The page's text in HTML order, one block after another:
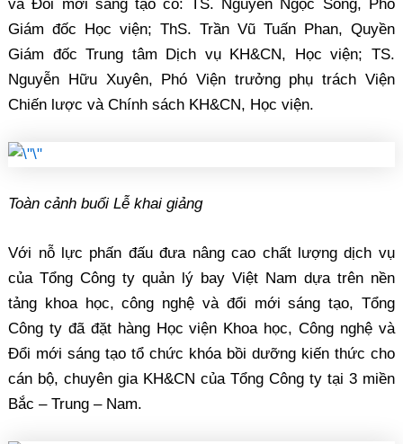
và Đổi mới sáng tạo có: TS. Nguyễn Ngọc Song, Phó
Giám đốc Học viện; ThS. Trần Vũ Tuấn Phan, Quyền
Giám đốc Trung tâm Dịch vụ KH&CN, Học viện; TS.
Nguyễn Hữu Xuyên, Phó Viện trưởng phụ trách Viện
Chiến lược và Chính sách KH&CN, Học viện.
Toàn cảnh buổi Lễ khai giảng
Với nỗ lực phấn đấu đưa nâng cao chất lượng dịch vụ
của Tổng Công ty quản lý bay Việt Nam dựa trên nền
tảng khoa học, công nghệ và đổi mới sáng tạo, Tổng
Công ty đã đặt hàng Học viện Khoa học, Công nghệ và
Đổi mới sáng tạo tổ chức khóa bồi dưỡng kiến thức cho
cán bộ, chuyên gia KH&CN của Tổng Công ty tại 3 miền
Bắc – Trung – Nam.